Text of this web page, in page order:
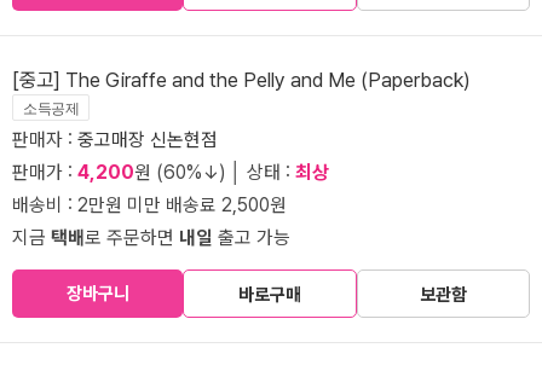
[중고] The Giraffe and the Pelly and Me (Paperback)
소득공제
판매자 : 중고매장 신논현점
판매가 : 4,200원 (60%↓) │ 상태 : 최상
배송비 : 2만원 미만 배송료 2,500원
지금 택배로 주문하면 내일 출고 가능
장바구니 바로구매 보관함